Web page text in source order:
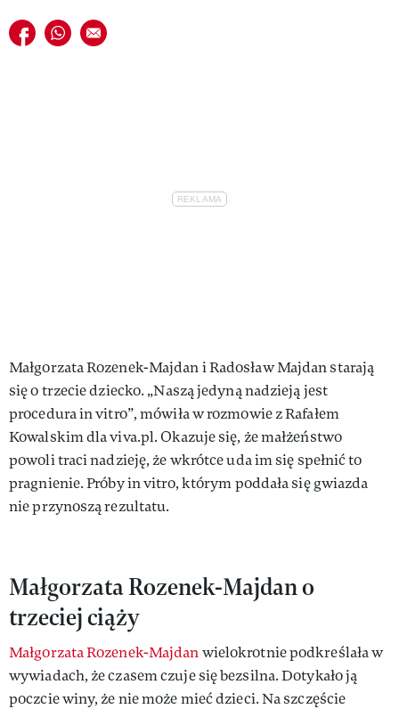
Udostępnij na facebook
Udostępnij na whatsapp
E-mail do przyjaciela
Małgorzata Rozenek-Majdan i Radosław Majdan starają
się o trzecie dziecko. „Naszą jedyną nadzieją jest
procedura in vitro”, mówiła w rozmowie z Rafałem
Kowalskim dla viva.pl. Okazuje się, że małżeństwo
powoli traci nadzieję, że wkrótce uda im się spełnić to
pragnienie. Próby in vitro, którym poddała się gwiazda
nie przynoszą rezultatu.
Małgorzata Rozenek-Majdan o
trzeciej ciąży
Małgorzata Rozenek-Majdanwielokrotnie podkreślała w
wywiadach, że czasem czuje się bezsilna. Dotykało ją
poczcie winy, że nie może mieć dzieci. Na szczęście